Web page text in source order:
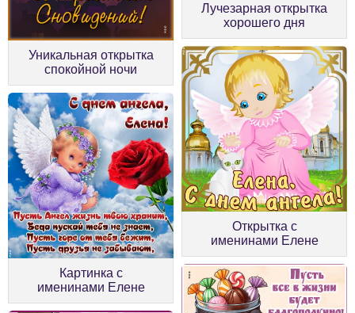
Уникальная открытка
спокойной ночи
Лучезарная открытка
хорошего дня
Картинка с
именинами Елене
Открытка с
именинами Елене